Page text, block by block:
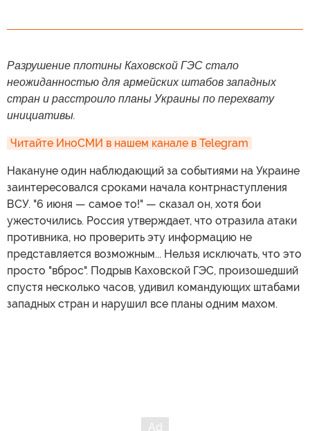
Разрушение плотины Каховской ГЭС стало
неожиданностью для армейских штабов западных
стран и расстроило планы Украины по перехвату
инициативы.
Читайте ИноСМИ в нашем канале в Telegram
Накануне один наблюдающий за событиями на Украине
заинтересовался сроками начала контрнаступления
ВСУ. "6 июня — самое то!" — сказал он, хотя бои
ужесточились. Россия утверждает, что отразила атаки
противника, но проверить эту информацию не
представляется возможным... Нельзя исключать, что это
просто "вброс". Подрыв Каховской ГЭС, произошедший
спустя несколько часов, удивил командующих штабами
западных стран и нарушил все планы одним махом.